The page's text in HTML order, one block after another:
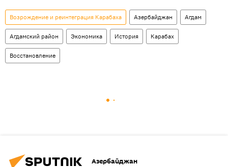
Возрождение и реинтеграция Карабаха Азербайджан Агдам
Агдамский район Экономика История Карабах
Восстановление
Азербайджан